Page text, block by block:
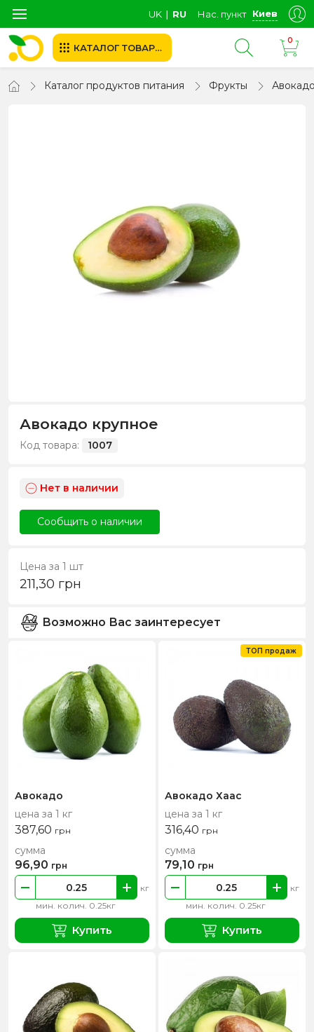
UK ∣ RU Нас. пункт Киев
КАТАЛОГ ТОВАРОВ
0
Каталог продуктов питания Фрукты
Авокадо крупное
Код товара: 1007
Нет в наличии
Сообщить о наличии
Цена за 1 шт
211,30 грн
Возможно Вас заинтересует
Авокадо
цена за 1 кг
387,60 грн
мин. колич. 0.25кг
кг
сумма
96,90 грн
Купить
Авокадо Хаас
цена за 1 кг
316,40 грн
мин. колич. 0.25кг
кг
сумма
79,10 грн
Купить
ТОП продаж